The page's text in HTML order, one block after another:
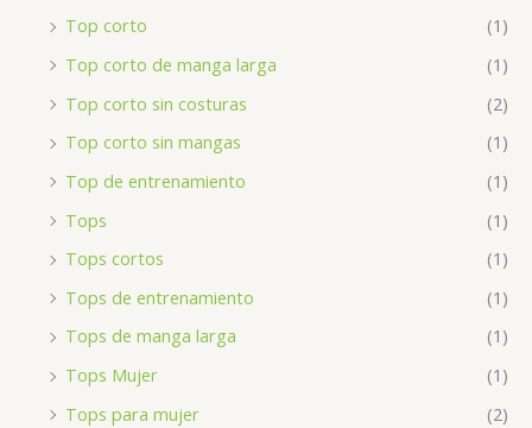
Top corto
(1)
Top corto de manga larga
(1)
Top corto sin costuras
(2)
Top corto sin mangas
(1)
Top de entrenamiento
(1)
Tops
(1)
Tops cortos
(1)
Tops de entrenamiento
(1)
Tops de manga larga
(1)
Tops Mujer
(1)
Tops para mujer
(2)